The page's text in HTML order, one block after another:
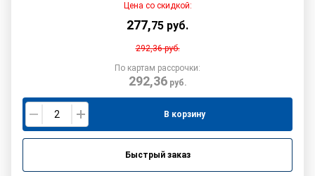
Цена со скидкой:
277,75 руб.
292,36руб.
По картам рассрочки:
292,36руб.
В корзину
Быстрый заказ